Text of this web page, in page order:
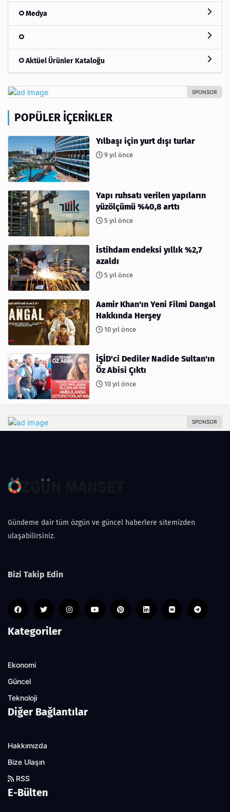
Medya
Aktüel Ürünler Kataloğu
POPÜLER İÇERIKLER
Yılbaşı için yurt dışı turlar
9 yıl önce
Yapı ruhsatı verilen yapıların
yüzölçümü %40,8 arttı
5 yıl önce
İstihdam endeksi yıllık %2,7
azaldı
5 yıl önce
Aamir Khan'ın Yeni Filmi Dangal
Hakkında Herşey
10 yıl önce
İŞİD'ci Dediler Nadide Sultan'ın
Öz Abisi Çıktı
10 yıl önce
Gündeme dair tüm özgün ve güncel haberlere sitemizden
ulaşabilirsiniz.
Bizi Takip Edin
Kategoriler
Ekonomi
Güncel
Teknoloji
Diğer Bağlantılar
Hakkımızda
Bize Ulaşın
RSS
E-Bülten